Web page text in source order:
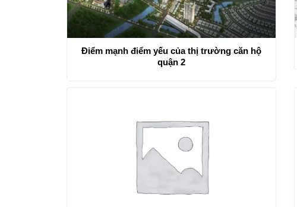
Điểm mạnh điểm yếu của thị trường căn hộ
quận 2